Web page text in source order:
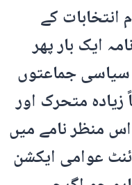
انتخابات کے
ایک بار پھر
سیاسی جماعتوں
زیادہ متحرک اور
منظر نامے میں
عوامی ایکشن